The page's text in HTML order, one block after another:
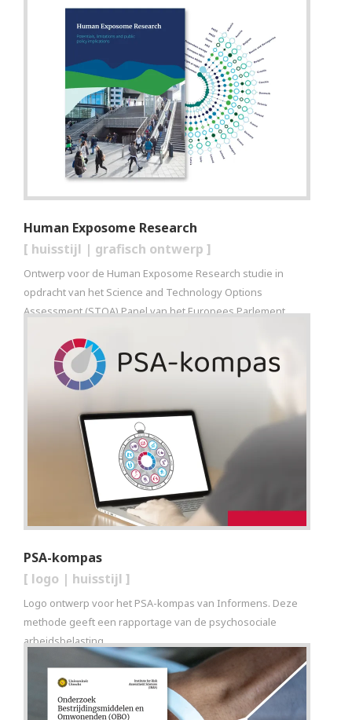
Human Exposome Research
[ huisstijl | grafisch ontwerp ]
Ontwerp voor de Human Exposome Research studie in
opdracht van het Science and Technology Options
Assessment (STOA) Panel van het Europees Parlement.
PSA-kompas
[ logo | huisstijl ]
Logo ontwerp voor het PSA-kompas van Informens. Deze
methode geeft een rapportage van de psychosociale
arbeidsbelasting